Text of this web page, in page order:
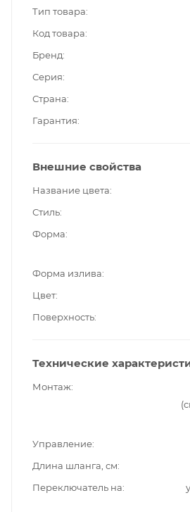
Тип товара
Код товара
Бренд
Серия
Страна
Гарантия
Внешние свойства
Название цвета
Стиль
Форма
Форма излива
Цвет
Поверхность
Технические
Монтаж
Управление
Длина шланга, см
Переключатель на